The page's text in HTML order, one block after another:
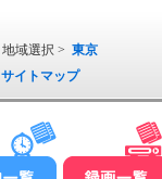
地域選択 > 東京
サイトマップ